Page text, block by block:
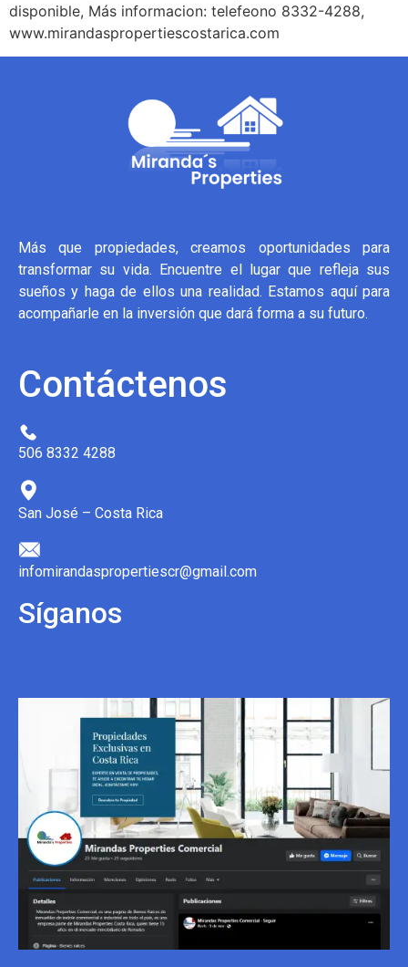
disponible, Más informacion: telefeono 8332-4288,
www.mirandaspropertiescostarica.com
Más que propiedades, creamos oportunidades para
transformar su vida. Encuentre el lugar que refleja sus
sueños y haga de ellos una realidad. Estamos aquí para
acompañarle en la inversión que dará forma a su futuro.
Contáctenos
506 8332 4288
San José – Costa Rica
infomirandaspropertiescr@gmail.com
Síganos